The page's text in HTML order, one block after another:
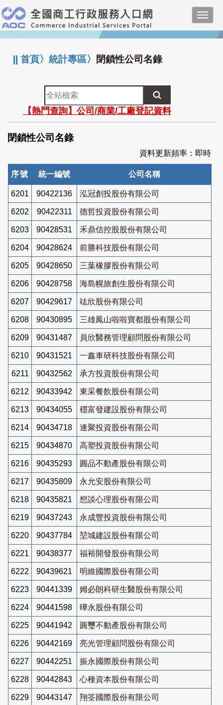
跳
到
主
要
:::
||首頁〉統計專區〉 閉鎖性公司名錄
全
站
檢
索
【熱門查詢】公司/商業/工廠登記資料
閉鎖性公司名錄
資料更新頻率：即時
序號 統一編號 公司名稱
6201 90422136 泓冠創投股份有限公司
6202 90422311 德哲投資股份有限公司
6203 90428531 禾鼎信控股股份有限公司
6204 90428624 前勝科技股份有限公司
6205 90428650 三葉橡膠股份有限公司
6206 90428758 海島幌旅創生股份有限公司
6207 90429617 竑欣股份有限公司
6208 90430895 三雄鳳山啦啦寶都股份有限公司
6209 90431487 員欣醫務管理顧問股份有限公司
6210 90431521 一鑫車研科技股份有限公司
6211 90432562 承方投資股份有限公司
6212 90433942 東采餐飲股份有限公司
6213 90434055 穩富發建設股份有限公司
6214 90434718 連聚投資股份有限公司
6215 90434870 高塑投資股份有限公司
6216 90435293 圓品不動產股份有限公司
6217 90435809 永允安股份有限公司
6218 90435821 想談心理股份有限公司
6219 90437243 永成豐投資股份有限公司
6220 90437784 堃城建設股份有限公司
6221 90438377 福裕開發股份有限公司
6222 90439621 明維國際股份有限公司
6223 90441339 姆必朗科研生醫股份有限公司
6224 90441598 曄永股份有限公司
6225 90441942 圓璽不動產股份有限公司
6226 90442169 亮光管理顧問股份有限公司
6227 90442251 振永國際股份有限公司
6228 90442843 心種資本股份有限公司
6229 90443147 翔筌國際股份有限公司